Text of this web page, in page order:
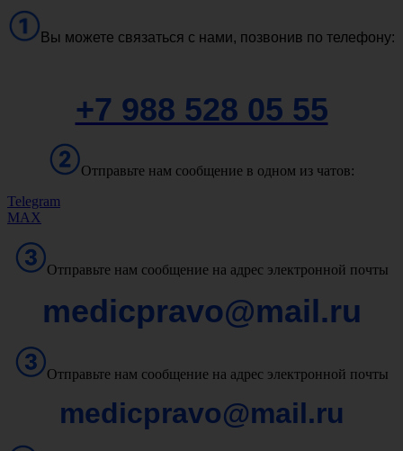
Вы можете связаться с нами, позвонив по телефону:
+7 988 528 05 55
Отправьте нам сообщение в одном из чатов:
Telegram
MAX
Отправьте нам сообщение на адрес электронной почты
medicpravo@mail.ru
Отправьте нам сообщение на адрес электронной почты
medicpravo@mail.ru